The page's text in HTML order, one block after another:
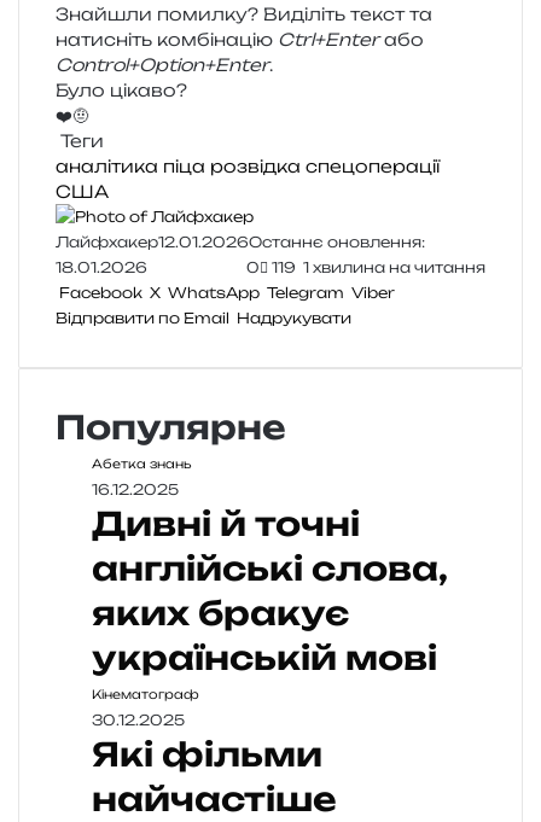
Знайшли помил­ку? Виділіть текст та
нати­сніть ком­бі­на­цію Ctrl+Enterабо
Control+Option+Enter.
Було цікаво?
❤️🤨
Теги
аналітика піца розвідка спецоперації
США
Лайфхакер12.01.2026Останнє оновлення:
18.01.2026
0 119 1 хвилина на читання
Facebook X WhatsApp Telegram Viber
Відправити по Email Надрукувати
Популярне
Абетка знань
16.12.2025
Дивні й точні
англійські слова,
яких бракує
українській мові
Кінематограф
30.12.2025
Які фільми
найчастіше